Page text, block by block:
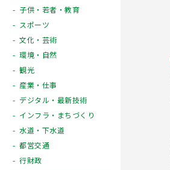
子供・若者・教育
スポーツ
文化・芸術
環境・自然
観光
産業・仕事
デジタル・最新技術
インフラ・まちづくり
水道・下水道
都営交通
行財政